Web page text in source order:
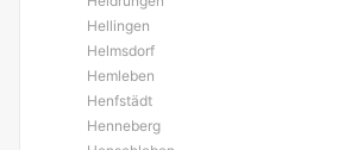
Hellingen
Helmsdorf
Hemleben
Henfstädt
Henneberg